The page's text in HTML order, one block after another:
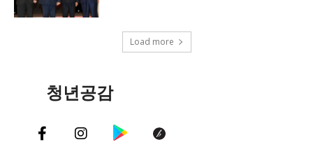
Load more
청년공감